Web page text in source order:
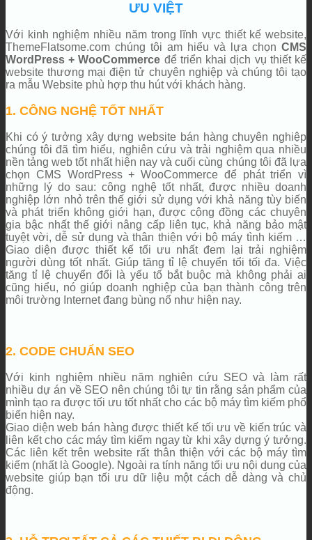
ƯU VIỆT
Với kinh nghiệm nhiều năm trong lĩnh vực thiết kế website,
ThemeFlatsome.com chúng tôi am hiểu và lựa chọn CMS
WordPress + WooCommerce để triển khai dịch vụ thiết kế
website thương mại điện tử chuyên nghiệp và chúng tôi tạo
ra mẫu Website phù hợp thu hút với khách hàng.
1. CÔNG NGHỆ TỐT NHẤT
Khi có ý tưởng xây dựng website bán hàng chuyên nghiệp
chúng tôi đã tìm hiểu, nghiên cứu và trải nghiệm qua nhiều
nền tảng web tốt nhất hiện nay và cuối cùng chúng tôi đã lựa
chọn CMS WordPress + WooCommerce để phát triển vì
những lý do sau: công nghệ tốt nhất, được nhiều doanh
nghiệp lớn nhỏ trên thế giới sử dụng với khả năng tùy biến
và phát triển không giới hạn, được cộng đồng các chuyên
gia bậc nhất thế giới nâng cấp liên tục, khả năng bảo mật
tuyệt vời, dễ sử dụng và thân thiện với bộ máy tình kiếm …
Giao diện được thiết kế tối ưu nhất đem lại trải nghiệm
người dùng tốt nhất. Giúp tăng tỉ lệ chuyển tổi tối đa. Việc
tăng tỉ lệ chuyển đổi là yếu tố bắt buộc mà không phải ai
cũng hiểu, nó giúp doanh nghiệp của bạn thành công trên
môi trường Internet đang bùng nổ như hiện nay.
2. CODE CHUẨN SEO
Với kinh nghiệm nhiều năm nghiên cứu SEO và làm rất
nhiều dự án về SEO nên chúng tôi tự tin rằng sản phẩm của
mình tạo ra được tối ưu tốt nhất cho các bộ máy tìm kiếm phổ
biến hiện nay.
Giao diện web bán hàng được thiết kế tối ưu về kiến trúc và
liên kết cho các máy tìm kiếm ngay từ khi xây dựng ý tưởng.
Các liên kết trên website rất thân thiện với các bộ máy tìm
kiếm (nhất là Google). Ngoài ra tính năng tối ưu nội dung của
website giúp bạn tối ưu dữ liệu một cách dễ dàng và chủ
động.